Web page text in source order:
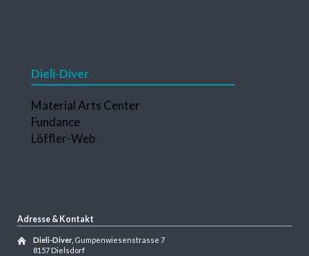
Dieli-Diver
Navigation
überspringen
Material Arts Center
Fundance
Löffler-Web
Adresse & Kontakt
Dieli-Diver, Gumpenwiesenstrasse 7
8157 Dielsdorf